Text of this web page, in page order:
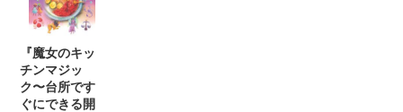
カード関連グッズ
『魔女のキッ
チンマジッ
ク〜台所です
ぐにできる開